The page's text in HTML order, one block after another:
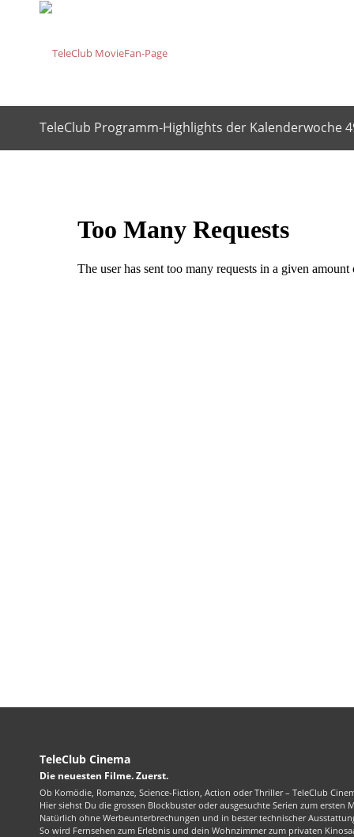
TeleClub Programm-Highlights der Kalenderwoche
TeleClub Cinema
Die neuesten Filme. Zuerst.
Ob Komödie, Romanze, Science-Fiction, Action oder Thriller – TeleClub
Hier siehst Du die grossen Blockbuster oder ausgesuchte Serien zum ersten
Natürlich ohne Werbeunterbrechungen und in bester technischer
So wird Fernsehen zum Erlebnis und dein Wohnzimmer zum privaten